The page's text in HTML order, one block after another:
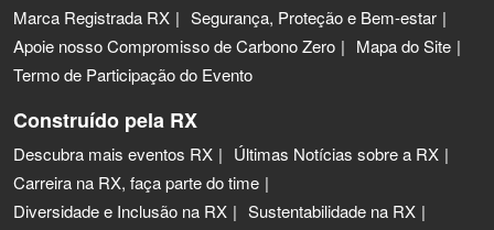
Marca Registrada RX
Segurança, Proteção e Bem-estar
Apoie nosso Compromisso de Carbono Zero
Mapa do Site
Termo de Participação do Evento
Construído pela RX
Descubra mais eventos RX
Últimas Notícias sobre a RX
Carreira na RX, faça parte do time
Diversidade e Inclusão na RX
Sustentabilidade na RX